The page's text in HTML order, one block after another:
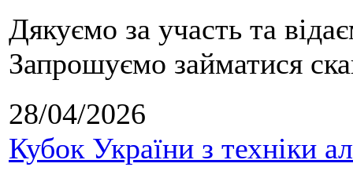
Дякуємо за участь та
Запрошуємо займатися
28/04/2026
Кубок України з техніки